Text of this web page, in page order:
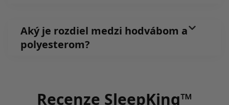
Aký je rozdiel medzi hodvábom a
polyesterom?
Recenze SleepKing™